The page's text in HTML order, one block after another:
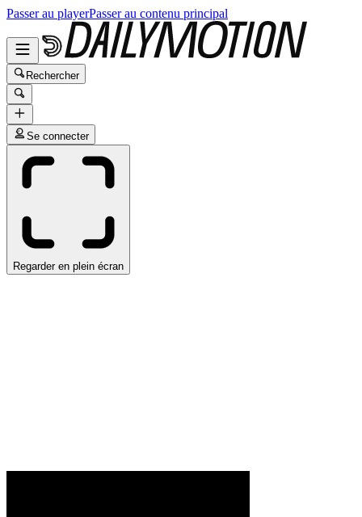
Passer au playerPasser au contenu principal
Rechercher
Se connecter
Regarder en plein écran